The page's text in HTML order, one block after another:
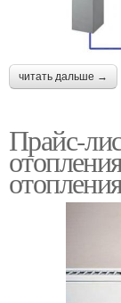
читать дальше →
Прайс-